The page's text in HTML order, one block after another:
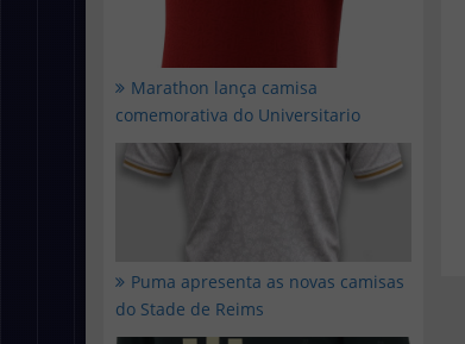
Marathon lança camisa
comemorativa do Universitario
Puma apresenta as novas camisas
do Stade de Reims